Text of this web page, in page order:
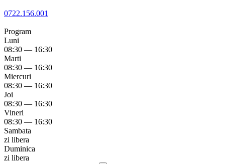
0722.156.001
Program
Luni
08:30 — 16:30
Marti
08:30 — 16:30
Miercuri
08:30 — 16:30
Joi
08:30 — 16:30
Vineri
08:30 — 16:30
Sambata
zi libera
Duminica
zi libera